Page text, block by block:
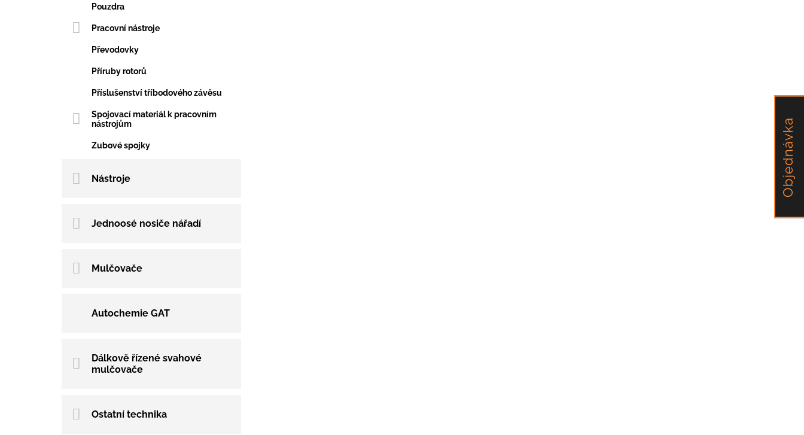
Pouzdra
Pracovní nástroje
Převodovky
Příruby rotorů
Příslušenství tříbodového závěsu
Spojovací materiál k pracovním
nástrojům
Zubové spojky
Nástroje
Jednoosé nosiče nářadí
Mulčovače
Autochemie GAT
Dálkově řízené svahové
mulčovače
Ostatní technika
Objednávka